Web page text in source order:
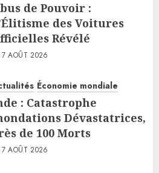
de Pouvoir :
des Voitures
Révélé
7 AOÛT 2026
Économie mondiale
: Catastrophe
Dévastatrices,
de 100 Morts
7 AOÛT 2026